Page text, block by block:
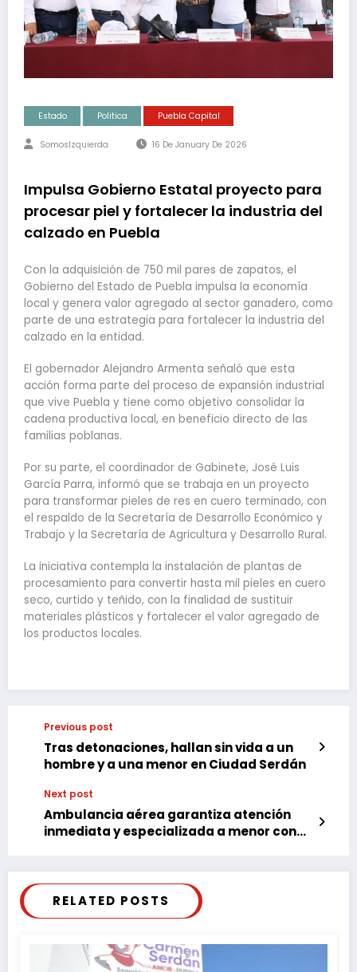
Estado Politica Puebla Capital
SomosIzquierda 16 De January De 2026
Impulsa Gobierno Estatal proyecto para
procesar piel y fortalecer la industria del
calzado en Puebla
Con la adquisición de 750 mil pares de zapatos, el
Gobierno del Estado de Puebla impulsa la economía
local y genera valor agregado al sector ganadero, como
parte de una estrategia para fortalecer la industria del
calzado en la entidad.
El gobernador Alejandro Armenta señaló que esta
acción forma parte del proceso de expansión industrial
que vive Puebla y tiene como objetivo consolidar la
cadena productiva local, en beneficio directo de las
familias poblanas.
Por su parte, el coordinador de Gabinete, José Luis
García Parra, informó que se trabaja en un proyecto
para transformar pieles de res en cuero terminado, con
el respaldo de la Secretaría de Desarrollo Económico y
Trabajo y la Secretaría de Agricultura y Desarrollo Rural.
La iniciativa contempla la instalación de plantas de
procesamiento para convertir hasta mil pieles en cuero
seco, curtido y teñido, con la finalidad de sustituir
materiales plásticos y fortalecer el valor agregado de
los productos locales.
Previous post
Tras detonaciones, hallan sin vida a un
hombre y a una menor en Ciudad Serdán
Next post
Ambulancia aérea garantiza atención
inmediata y especializada a menor con
RELATED POSTS